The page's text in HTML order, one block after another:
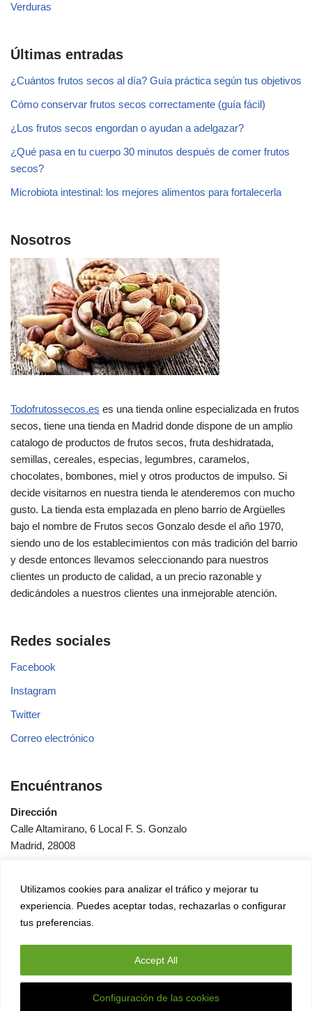
Utilizamos cookies para analizar el tráfico y mejorar tu
experiencia. Puedes aceptar todas, rechazarlas o configurar
tus preferencias.
Configuración de las cookies
Accept All
Verduras
Últimas entradas
¿Cuántos frutos secos al día? Guía práctica según tus objetivos
Cómo conservar frutos secos correctamente (guía fácil)
¿Los frutos secos engordan o ayudan a adelgazar?
¿Qué pasa en tu cuerpo 30 minutos después de comer frutos
secos?
Microbiota intestinal: los mejores alimentos para fortalecerla
Nosotros
Todofrutossecos.es es una tienda online especializada en frutos
secos, tiene una tienda en Madrid donde dispone de un amplio
catalogo de productos de frutos secos, fruta deshidratada,
semillas, cereales, especias, legumbres, caramelos,
chocolates, bombones, miel y otros productos de impulso. Si
decide visitarnos en nuestra tienda le atenderemos con mucho
gusto. La tienda esta emplazada en pleno barrio de Argüelles
bajo el nombre de Frutos secos Gonzalo desde el año 1970,
siendo uno de los establecimientos con más tradición del barrio
y desde entonces llevamos seleccionando para nuestros
clientes un producto de calidad, a un precio razonable y
dedicándoles a nuestros clientes una inmejorable atención.
Redes sociales
Facebook
Instagram
Twitter
Correo electrónico
Encuéntranos
Dirección
Calle Altamirano, 6 Local F. S. Gonzalo
Madrid, 28008
Horas
Lunes a viernes: de 10:00 a 14:00 h. y de 17:00 a 20:00 h.
Sábado: de 10:00 a 14:00 h.